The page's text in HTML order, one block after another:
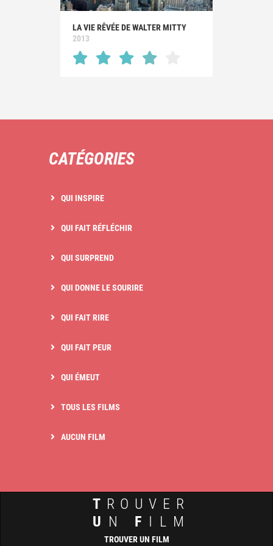
LA VIE RÊVÉE DE WALTER MITTY
2013
CATÉGORIES
QUI INSPIRE
QUI FAIT RÉFLÉCHIR
QUI SURPREND
QUI DONNE LE SOURIRE
QUI FAIT RIRE
QUI FAIT PEUR
QUI ÉMEUT
TOUS LES FILMS
AUCUN FILM
T ROUVER
U N F ILM
TROUVER UN FILM